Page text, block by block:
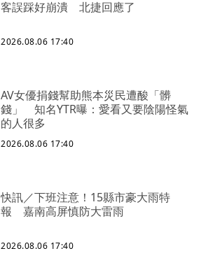
客誤踩好崩潰 北捷回應了
2026.08.06 17:40
AV女優捐錢幫助熊本災民遭酸「髒
錢」 知名YTR曝：愛看又要陰陽怪氣
的人很多
2026.08.06 17:40
快訊／下班注意！15縣市豪大雨特
報 嘉南高屏慎防大雷雨
2026.08.06 17:40